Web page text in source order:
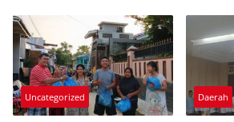
ke-5
Uncategorized Daerah